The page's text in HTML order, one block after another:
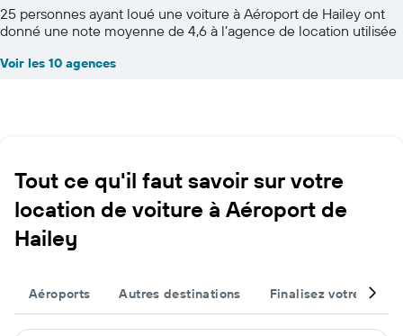
25 personnes ayant loué une voiture à Aéroport de Hailey ont
donné une note moyenne de 4,6 à l’agence de location utilisée
Voir les 10 agences
Tout ce qu'il faut savoir sur votre
location de voiture à Aéroport de
Hailey
Aéroports Autres destinations Finalisez votre